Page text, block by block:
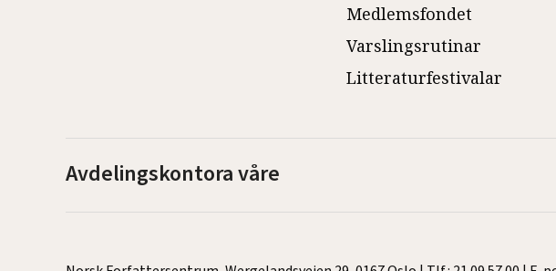
Medlemsfondet
Varslingsrutinar
Litteraturfestivalar
Avdelingskontora våre